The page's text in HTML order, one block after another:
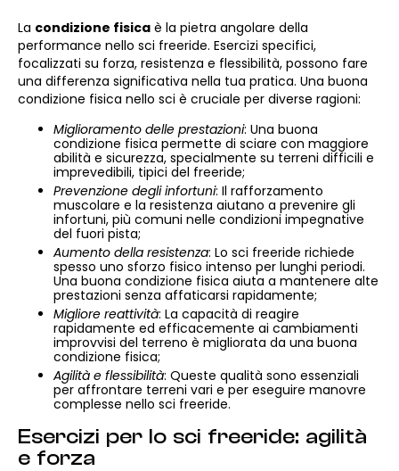
La condizione fisica è la pietra angolare della
performance nello sci freeride. Esercizi specifici,
focalizzati su forza, resistenza e flessibilità, possono fare
una differenza significativa nella tua pratica. Una buona
condizione fisica nello sci è cruciale per diverse ragioni:
Miglioramento delle prestazioni: Una buona
condizione fisica permette di sciare con maggiore
abilità e sicurezza, specialmente su terreni difficili e
imprevedibili, tipici del freeride;
Prevenzione degli infortuni: Il rafforzamento
muscolare e la resistenza aiutano a prevenire gli
infortuni, più comuni nelle condizioni impegnative
del fuori pista;
Aumento della resistenza: Lo sci freeride richiede
spesso uno sforzo fisico intenso per lunghi periodi.
Una buona condizione fisica aiuta a mantenere alte
prestazioni senza affaticarsi rapidamente;
Migliore reattività: La capacità di reagire
rapidamente ed efficacemente ai cambiamenti
improvvisi del terreno è migliorata da una buona
condizione fisica;
Agilità e flessibilità: Queste qualità sono essenziali
per affrontare terreni vari e per eseguire manovre
complesse nello sci freeride.
Esercizi per lo sci freeride: agilità
e forza